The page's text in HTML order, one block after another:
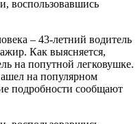
– 43-летний водитель
Как выясняется,
на попутной легковушке.
на популярном
подробности сообщают